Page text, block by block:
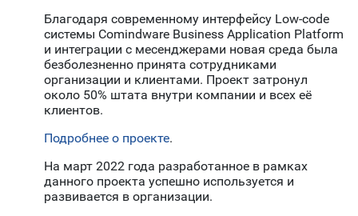
Благодаря современному интерфейсу Low-code
системы Comindware Business Application Platform
и интеграции с месенджерами новая среда была
безболезненно принята сотрудниками
организации и клиентами. Проект затронул
около 50% штата внутри компании и всех её
клиентов.
Подробнее о проекте.
На март 2022 года разработанное в рамках
данного проекта успешно используется и
развивается в организации.